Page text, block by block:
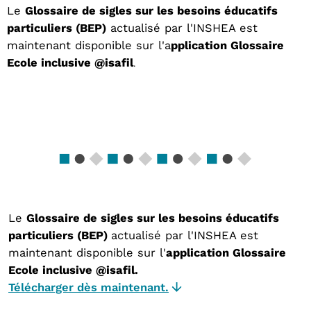
Le Glossaire de sigles sur les besoins éducatifs
particuliers (BEP) actualisé par l'INSHEA est
maintenant disponible sur l'application Glossaire
Ecole inclusive @isafil.
Le Glossaire de sigles sur les besoins éducatifs
particuliers (BEP) actualisé par l'INSHEA est
maintenant disponible sur l'application Glossaire
Ecole inclusive @isafil.
Télécharger dès maintenant.